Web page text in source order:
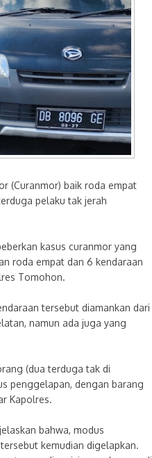
(Curanmor) baik roda empat
pelaku tak jerah
kasus curanmor yang
roda empat dan 6 kendaraan
Tomohon.
tersebut diamankan dari
namun ada juga yang
(dua terduga tak di
penggelapan, dengan barang
Kapolres.
bahwa, modus
kemudian digelapkan.